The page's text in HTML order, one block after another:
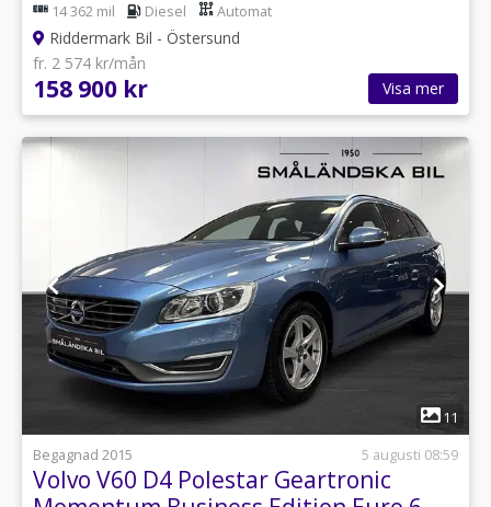
14 362 mil Diesel Automat
Riddermark Bil - Östersund
fr. 2 574 kr/mån
158 900 kr Visa mer
11
Begagnad 2015
5 augusti 08:59
Volvo V60 D4 Polestar Geartronic